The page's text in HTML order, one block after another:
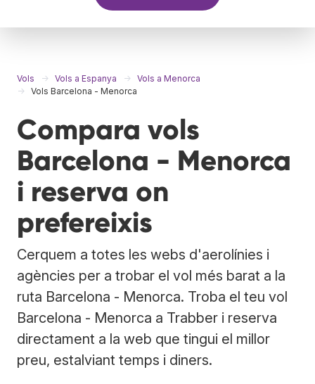
Vols Vols a Espanya
Vols a Menorca
Vols Barcelona - Menorca
Compara vols
Barcelona - Menorca
i reserva on
prefereixis
Cerquem a totes les webs d'aerolínies i
agències per a trobar el vol més barat a la
ruta Barcelona - Menorca. Troba el teu vol
Barcelona - Menorca a Trabber i reserva
directament a la web que tingui el millor
preu, estalviant temps i diners.